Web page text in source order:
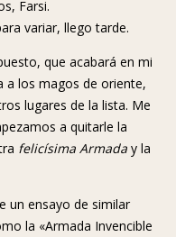
Farsi.
variar, llego tarde.
que acabará en mi
a los magos de oriente,
lugares de la lista. Me
a quitarle la
felicísima Armada y la
un ensayo de similar
la «Armada Invencible